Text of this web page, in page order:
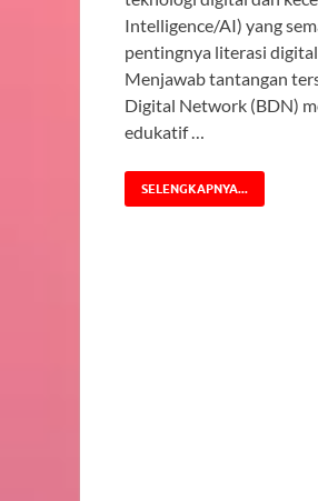
Intelligence/AI) yang
pentingnya literasi
Menjawab tantangan
Digital Network (BDN)
edukatif …
SELENGKAPNYA...